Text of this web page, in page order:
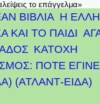
το επάγγελμα»
ΒΙΒΛΙΑ Η
ΚΑΙ ΤΟ ΠΑΙΔΙ
ΚΑΤΟΧΗ
ΠΟΤΕ
(ΑΤΛΑΝΤ-ΕΙΔΑ)